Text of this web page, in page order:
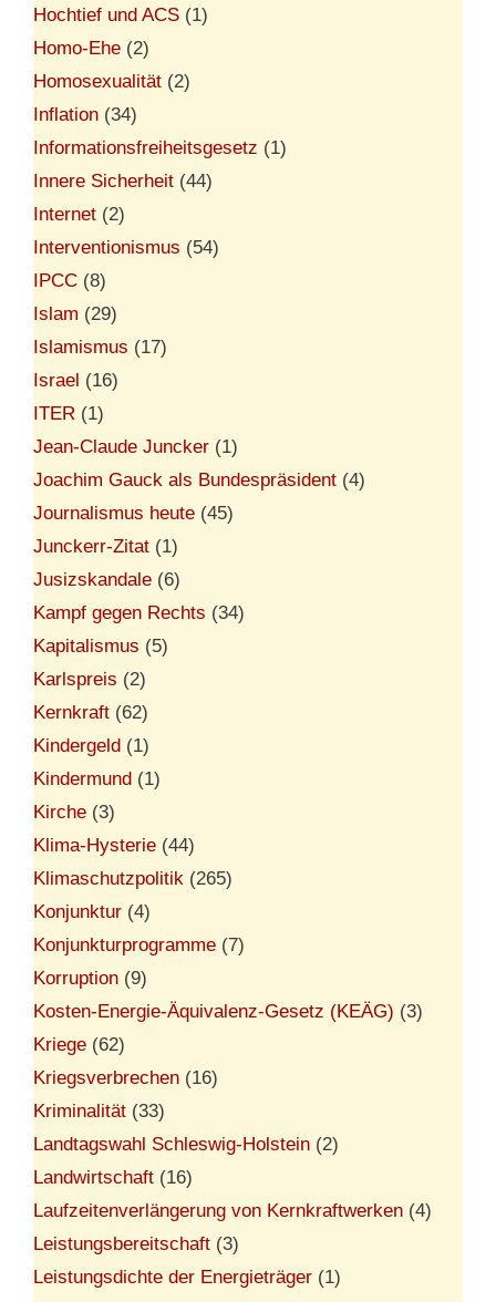
Hochtief und ACS (1)
Homo-Ehe (2)
Homosexualität (2)
Inflation (34)
Informationsfreiheitsgesetz (1)
Innere Sicherheit (44)
Internet (2)
Interventionismus (54)
IPCC (8)
Islam (29)
Islamismus (17)
Israel (16)
ITER (1)
Jean-Claude Juncker (1)
Joachim Gauck als Bundespräsident (4)
Journalismus heute (45)
Junckerr-Zitat (1)
Jusizskandale (6)
Kampf gegen Rechts (34)
Kapitalismus (5)
Karlspreis (2)
Kernkraft (62)
Kindergeld (1)
Kindermund (1)
Kirche (3)
Klima-Hysterie (44)
Klimaschutzpolitik (265)
Konjunktur (4)
Konjunkturprogramme (7)
Korruption (9)
Kosten-Energie-Äquivalenz-Gesetz (KEÄG) (3)
Kriege (62)
Kriegsverbrechen (16)
Kriminalität (33)
Landtagswahl Schleswig-Holstein (2)
Landwirtschaft (16)
Laufzeitenverlängerung von Kernkraftwerken (4)
Leistungsbereitschaft (3)
Leistungsdichte der Energieträger (1)